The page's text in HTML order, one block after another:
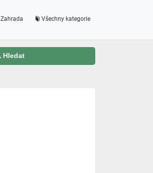
Zahrada Všechny kategorie
Hledat